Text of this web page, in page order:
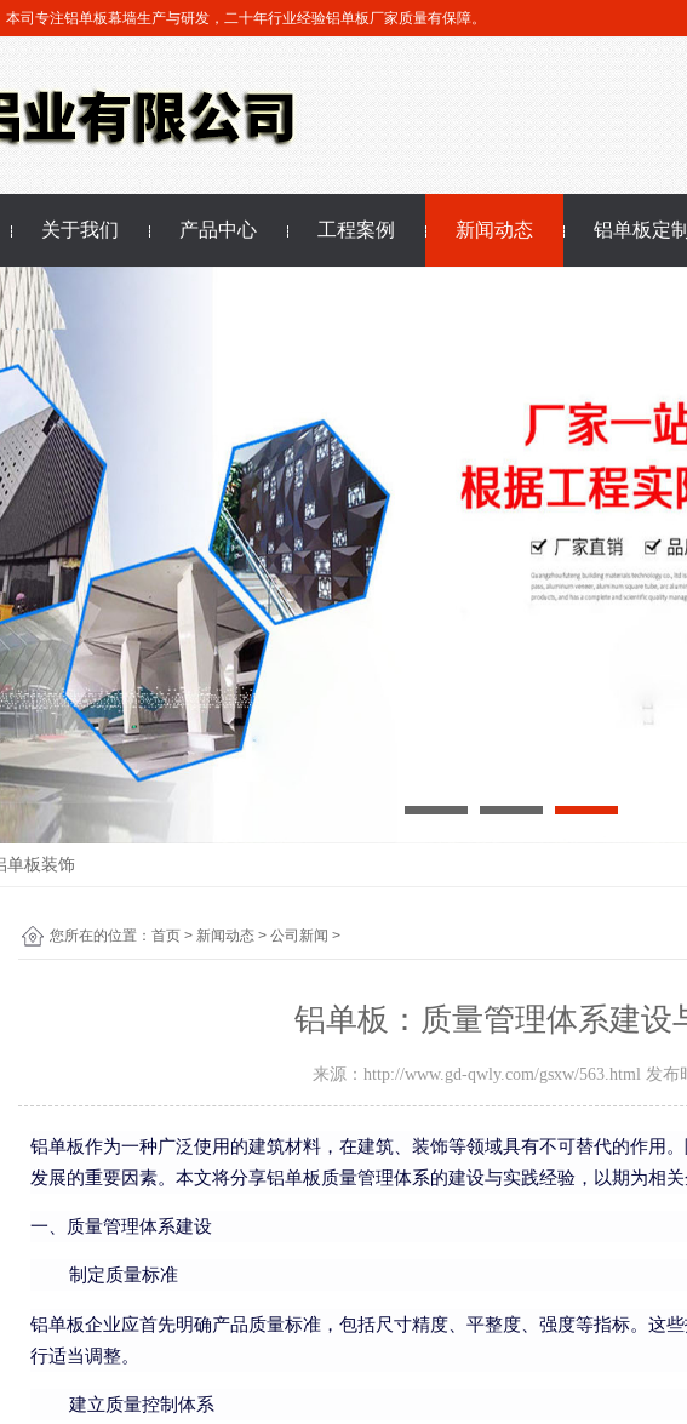
司专注铝单板幕墙生产与研发，二十年行业经验铝单板厂家质量有保障。
关于我们 产品中心 工程案例 新闻动态 铝单板定制
1 2 3
筑中的应用实践
店中的品质与奢华体验
元素的融入
饰中的应用
然与科技的完美融合
单板装饰
您所在的位置： 首页 > 新闻动态 > 公司新闻 >
铝单板：质量管理体系建设
来源：http://www.gd-qwly.com/gsxw/563.html 发布
铝单板作为一种广泛使用的建筑材料，在建筑、装饰等领域具有不可替代的作用
发展的重要因素。本文将分享铝单板质量管理体系的建设与实践经验，以期为相关
一、质量管理体系建设
制定质量标准
铝单板企业应首先明确产品质量标准，包括尺寸精度、平整度、强度等指标。这
行适当调整。
建立质量控制体系